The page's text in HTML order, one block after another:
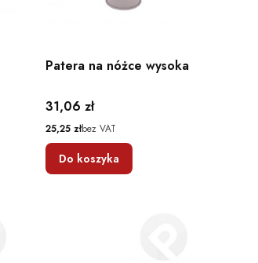
Patera na nóżce wysoka
Cena
31,06 zł
Cena
25,25 złbez VAT
Do koszyka